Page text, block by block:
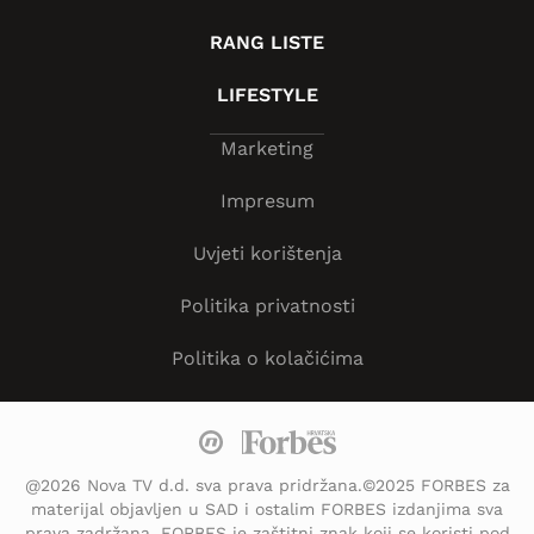
RANG LISTE
LIFESTYLE
Marketing
Impresum
Uvjeti korištenja
Politika privatnosti
Politika o kolačićima
@2026 Nova TV d.d. sva prava pridržana.©2025 FORBES za
materijal objavljen u SAD i ostalim FORBES izdanjima sva